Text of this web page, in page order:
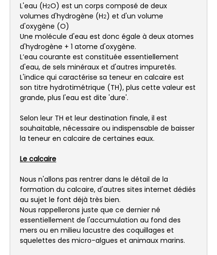
L'eau (H2O) est un corps composé de deux
volumes d'hydrogène (H2) et d'un volume
d'oxygène (O)
Une molécule d'eau est donc égale à deux atomes
d'hydrogène + 1 atome d'oxygène.
L’eau courante est constituée essentiellement
d'eau, de sels minéraux et d'autres impuretés.
L'indice qui caractérise sa teneur en calcaire est
son titre hydrotimétrique (TH), plus cette valeur est
grande, plus l'eau est dite 'dure'.
Selon leur TH et leur destination finale, il est
souhaitable, nécessaire ou indispensable de baisser
la teneur en calcaire de certaines eaux.
Le calcaire
Nous n'allons pas rentrer dans le détail de la
formation du calcaire, d'autres sites internet dédiés
au sujet le font déjà très bien.
Nous rappellerons juste que ce dernier né
essentiellement de l'accumulation au fond des
mers ou en milieu lacustre des coquillages et
squelettes des micro-algues et animaux marins.